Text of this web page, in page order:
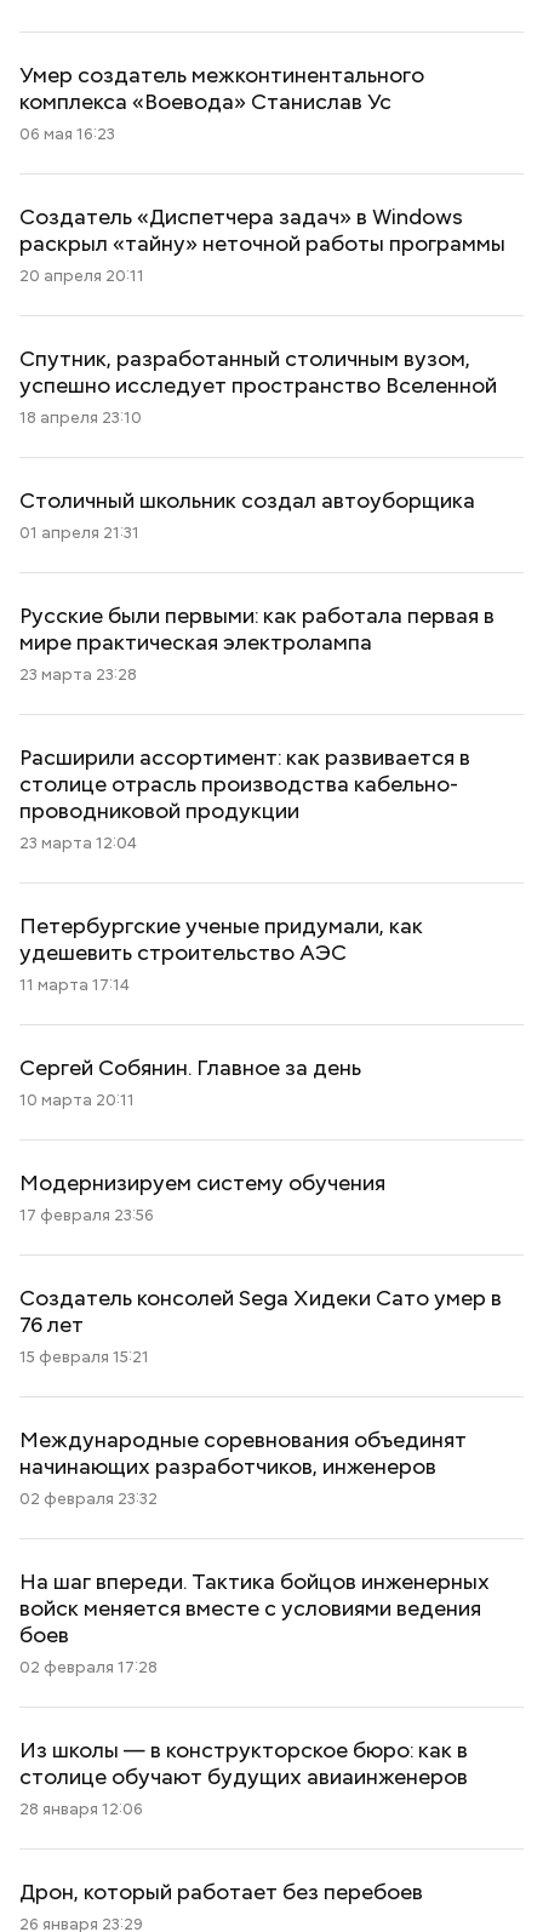
Умер создатель межконтинентального
комплекса «Воевода» Станислав Ус
06 мая 16:23
Создатель «Диспетчера задач» в Windows
раскрыл «тайну» неточной работы программы
20 апреля 20:11
Спутник, разработанный столичным вузом,
успешно исследует пространство Вселенной
18 апреля 23:10
Столичный школьник создал автоуборщика
01 апреля 21:31
Русские были первыми: как работала первая в
мире практическая электролампа
23 марта 23:28
Расширили ассортимент: как развивается в
столице отрасль производства кабельно-
проводниковой продукции
23 марта 12:04
Петербургские ученые придумали, как
удешевить строительство АЭС
11 марта 17:14
Сергей Собянин. Главное за день
10 марта 20:11
Модернизируем систему обучения
17 февраля 23:56
Создатель консолей Sega Хидеки Сато умер в
76 лет
15 февраля 15:21
Международные соревнования объединят
начинающих разработчиков, инженеров
02 февраля 23:32
На шаг впереди. Тактика бойцов инженерных
войск меняется вместе с условиями ведения
боев
02 февраля 17:28
Из школы — в конструкторское бюро: как в
столице обучают будущих авиаинженеров
28 января 12:06
Дрон, который работает без перебоев
26 января 23:29